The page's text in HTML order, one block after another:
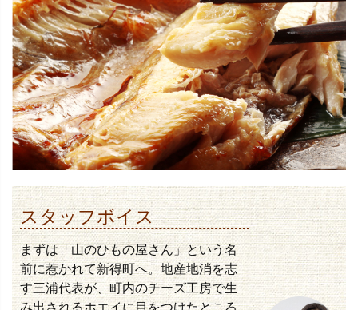
スタッフボイス
まずは「山のひもの屋さん」という名
前に惹かれて新得町へ。地産地消を志
す三浦代表が、町内のチーズ工房で生
み出されるホエイに目をつけたところ